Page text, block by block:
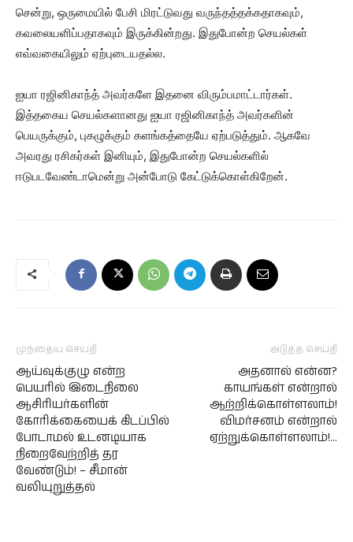
சென்று, ஒருமையில் பேசி மிரட்டுவது வருந்தத்தக்கதாகவும்,
கவலையளிப்பதாகவும் இருக்கின்றது. இதுபோன்ற செயல்கள்
எவ்வகையிலும் ஏற்புடையதல்ல.
ஐயா ரஜினிகாந்த் அவர்களே இதனை விரும்பமாட்டார்கள்.
இத்தகைய செயல்களானது ஐயா ரஜினிகாந்த் அவர்களின்
பெயருக்கும், புகழுக்கும் களங்கத்தையே ஏற்படுத்தும். ஆகவே
அவரது ரசிகர்கள் இனியும், இதுபோன்ற செயல்களில்
ஈடுபடவேண்டாமென்று அன்போடு கேட்டுக்கொள்கிறேன்.
முந்தைய செய்தி
ஆய்வுக்குழு என்ற
பெயரில் இடைநிலை
ஆசிரியர்களின்
கோரிக்கையைக் கிடப்பில்
போடாமல் உடனடியாக
நிறைவேற்றித் தர
வேண்டும்! – சீமான்
வலியுறுத்தல்
அடுத்த செய்தி
அதனால் என்ன?
காயங்கள் என்றால்
ஆற்றிக்கொள்ளலாம்!
விமர்சனம் என்றால்
ஏற்றுக்கொள்ளலாம்!…